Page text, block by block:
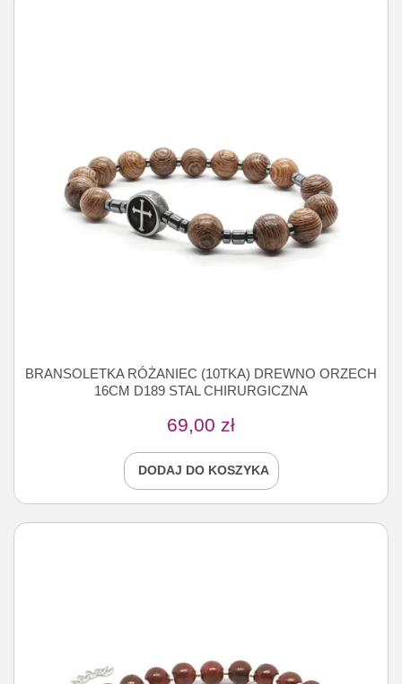
BRANSOLETKA RÓŻANIEC (10TKA) DREWNO ORZECH
16CM D189 STAL CHIRURGICZNA
69,00 zł
DODAJ DO KOSZYKA